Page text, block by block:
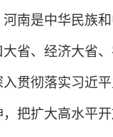
是中华民族和
省、经济大省
贯彻落实习近
把扩大高水平